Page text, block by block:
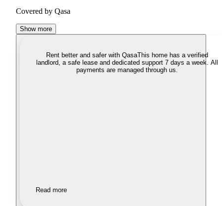
Covered by Qasa
Show more
Rent better and safer with QasaThis home has a verified
landlord, a safe lease and dedicated support 7 days a week. All
payments are managed through us.
Read more